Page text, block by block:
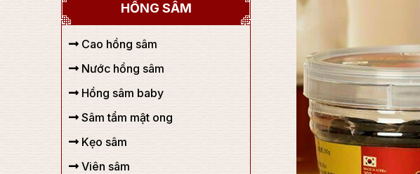
HỒNG SÂM
Cao hồng sâm
Nước hồng sâm
Hồng sâm baby
Sâm tẩm mật ong
Kẹo sâm
Viên sâm